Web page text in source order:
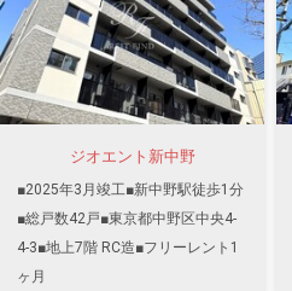
ジオエント新中野
■2025年3月竣工■新中野駅徒歩1分
■総戸数42戸■東京都中野区中央4-
4-3■地上7階 RC造■フリーレント1
ヶ月